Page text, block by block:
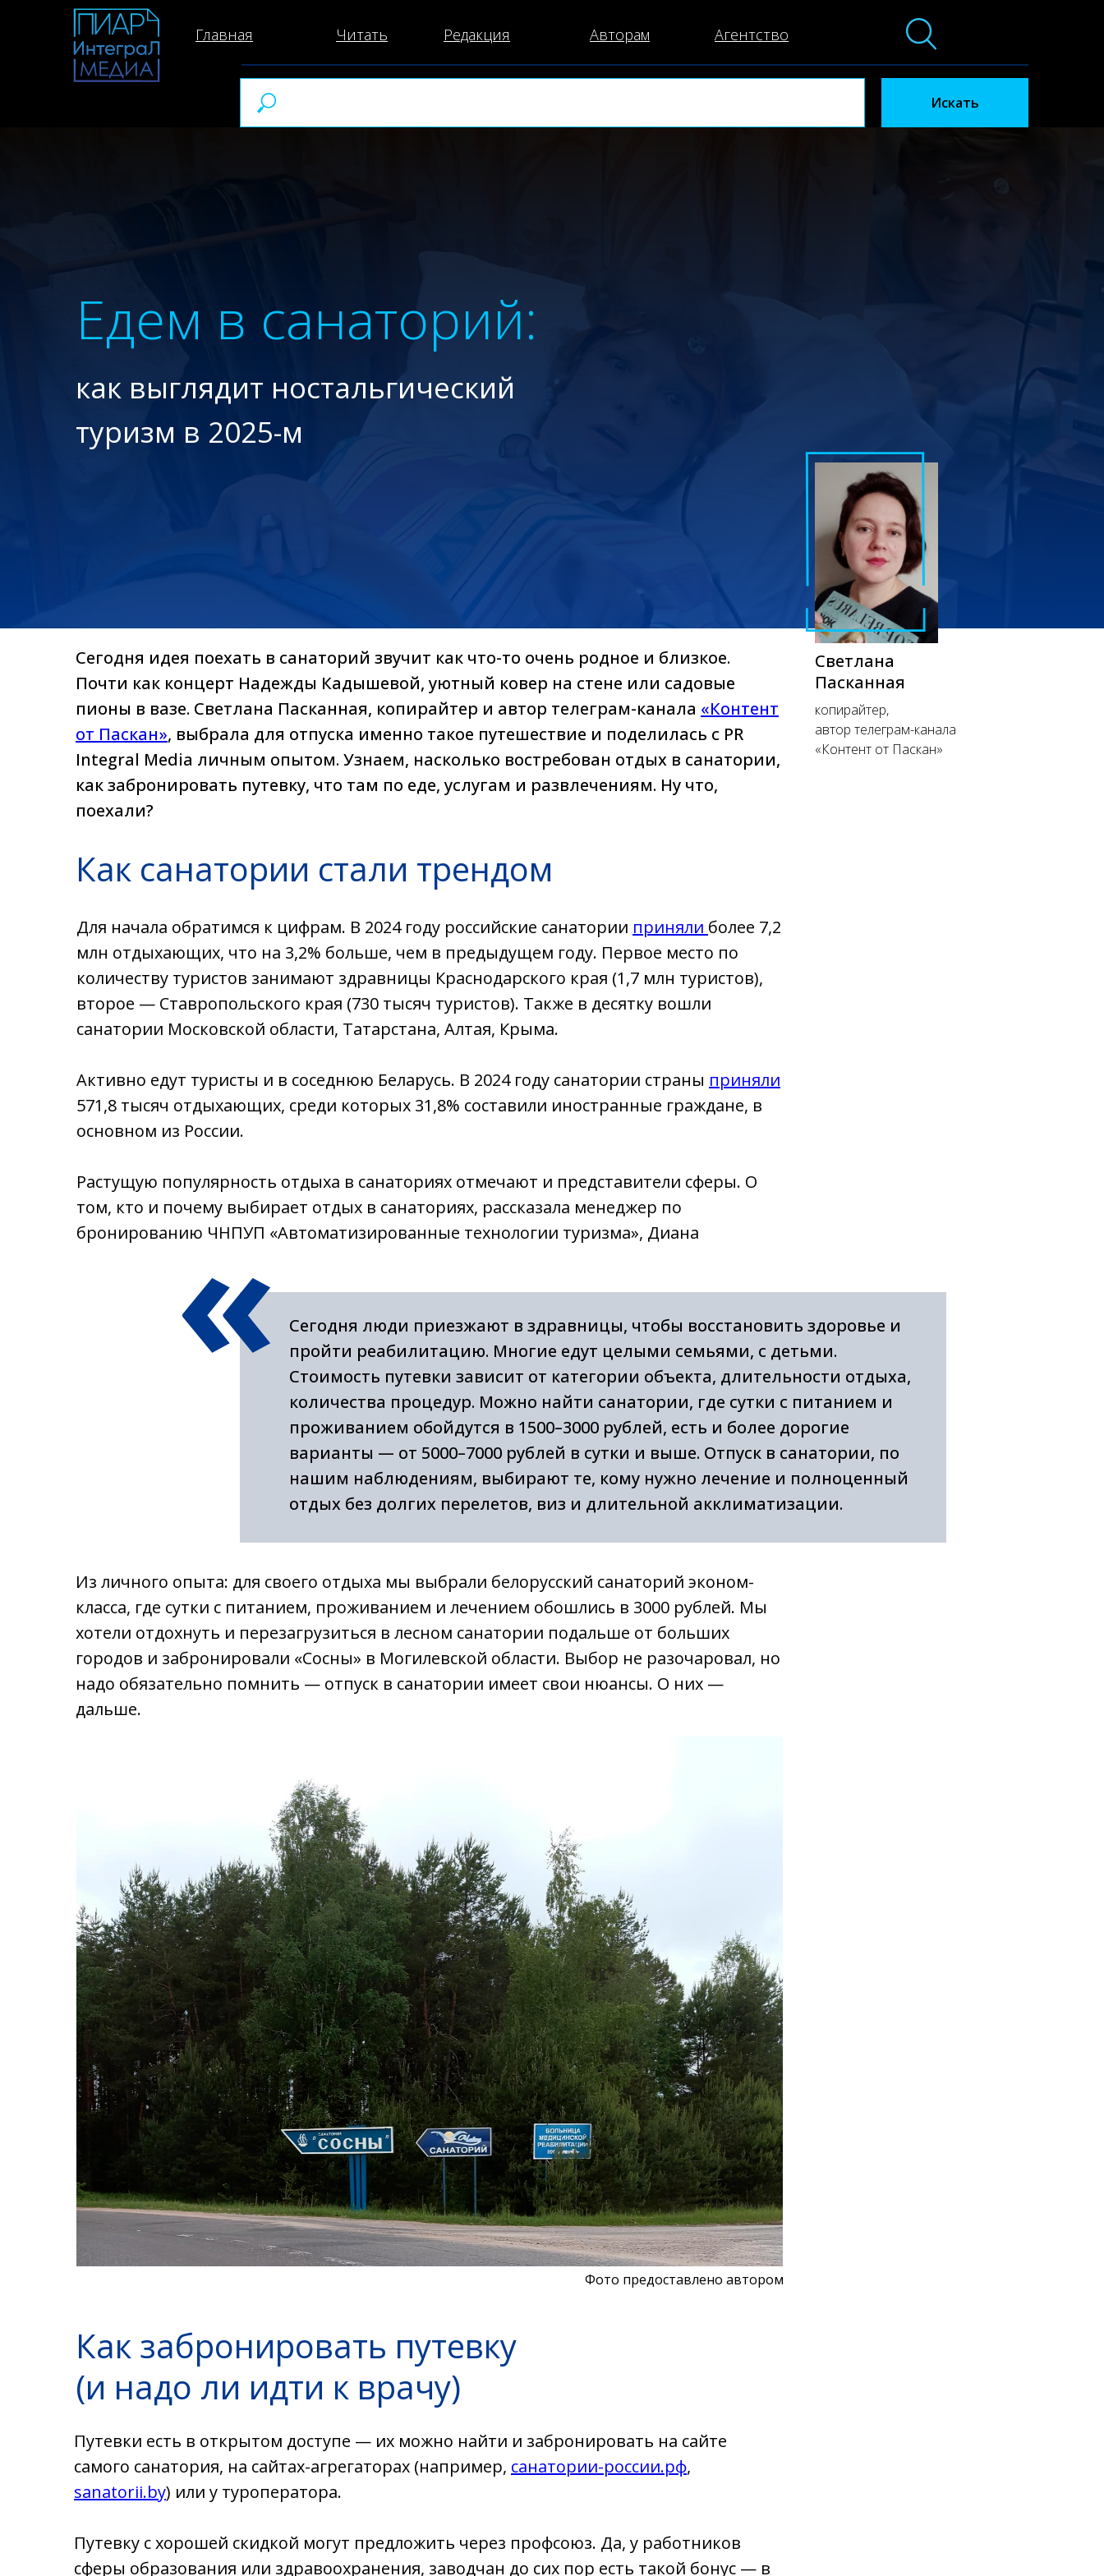
Редакция Авторам
Читать
Главная Агентство
Искать
Едем в санаторий:
как выглядит ностальгический
туризм в 2025-м
Сегодня идея поехать в санаторий звучит как что-то очень родное и близкое.
Почти как концерт Надежды Кадышевой, уютный ковер на стене или садовые
пионы в вазе. Светлана Пасканная, копирайтер и автор телеграм-канала «Контент
от Паскан», выбрала для отпуска именно такое путешествие и поделилась с PR
Integral Media личным опытом. Узнаем, насколько востребован отдых в санатории,
как забронировать путевку, что там по еде, услугам и развлечениям. Ну что,
поехали?
Светлана
Пасканная
копирайтер,
автор телеграм-канала
«Контент от Паскан»
Как санатории стали трендом
Для начала обратимся к цифрам. В 2024 году российские санатории приняли более 7,2
млн отдыхающих, что на 3,2% больше, чем в предыдущем году. Первое место по
количеству туристов занимают здравницы Краснодарского края (1,7 млн туристов),
второе — Ставропольского края (730 тысяч туристов). Также в десятку вошли
санатории Московской области, Татарстана, Алтая, Крыма.
Активно едут туристы и в соседнюю Беларусь. В 2024 году санатории страны приняли
571,8 тысяч отдыхающих, среди которых 31,8% составили иностранные граждане, в
основном из России.
Растущую популярность отдыха в санаториях отмечают и представители сферы. О
том, кто и почему выбирает отдых в санаториях, рассказала менеджер по
бронированию ЧНПУП «Автоматизированные технологии туризма», Диана
Сегодня люди приезжают в здравницы, чтобы восстановить здоровье и
пройти реабилитацию. Многие едут целыми семьями, с детьми.
Стоимость путевки зависит от категории объекта, длительности отдыха,
количества процедур. Можно найти санатории, где сутки с питанием и
проживанием обойдутся в 1500–3000 рублей, есть и более дорогие
варианты — от 5000–7000 рублей в сутки и выше. Отпуск в санатории, по
нашим наблюдениям, выбирают те, кому нужно лечение и полноценный
отдых без долгих перелетов, виз и длительной акклиматизации.
«
Из личного опыта: для своего отдыха мы выбрали белорусский санаторий эконом-
класса, где сутки с питанием, проживанием и лечением обошлись в 3000 рублей. Мы
хотели отдохнуть и перезагрузиться в лесном санатории подальше от больших
городов и забронировали «Сосны» в Могилевской области. Выбор не разочаровал, но
надо обязательно помнить — отпуск в санатории имеет свои нюансы. О них —
дальше.
Фото предоставлено автором
Как забронировать путевку
(и надо ли идти к врачу)
Путевки есть в открытом доступе — их можно найти и забронировать на сайте
самого санатория, на сайтах-агрегаторах (например, санатории-россии.рф,
sanatorii.by) или у туроператора.
Путевку с хорошей скидкой могут предложить через профсоюз. Да, у работников
сферы образования или здравоохранения, заводчан до сих пор есть такой бонус — в